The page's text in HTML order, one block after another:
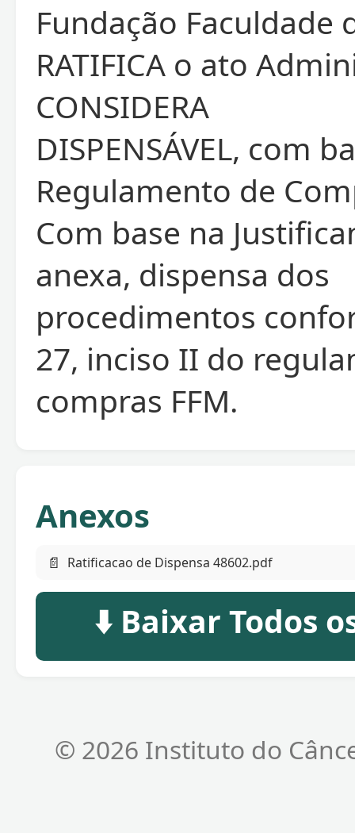
Fundação Faculdade
RATIFICA o ato
CONSIDERA
DISPENSÁVEL, com
Regulamento de
Com base na
anexa, dispensa dos
procedimentos
27, inciso II do
compras FFM.
Anexos
📄 Ratificacao de Dispensa 48602.pdf
⬇️ Baixar Todos
© 2026 Instituto do